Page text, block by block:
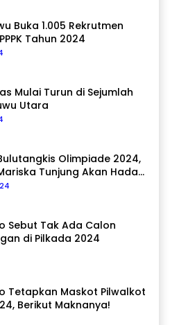
Buka 1.005 Rekrutmen
Tahun 2024
Mulai Turun di Sejumlah
Utara
Olimpiade 2024,
Tunjung Akan Hadapi
Korea Selatan
Sebut Tak Ada Calon
di Pilkada 2024
Tetapkan Maskot Pilwalkot
Berikut Maknanya!